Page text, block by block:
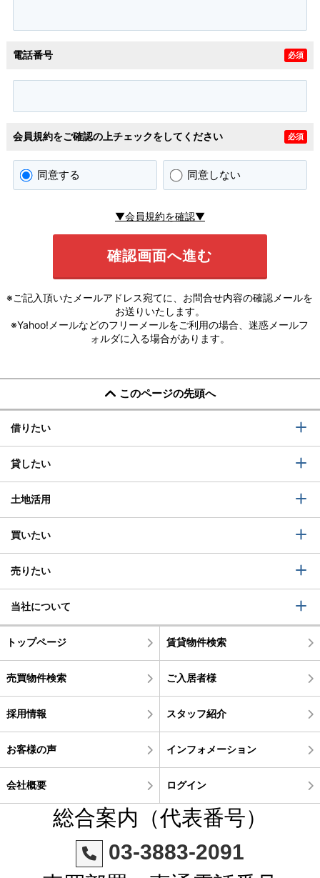
電話番号 必須
会員規約をご確認の上チェックをしてください 必須
同意する 同意しない
▼会員規約を確認▼
※ご記入頂いたメールアドレス宛てに、お問合せ内容の確認メールを
お送りいたします。
※Yahoo!メールなどのフリーメールをご利用の場合、迷惑メールフ
ォルダに入る場合があります。
このページの先頭へ
借りたい
貸したい
土地活用
買いたい
売りたい
当社について
トップページ 賃貸物件検索
売買物件検索 ご入居者様
採用情報 スタッフ紹介
お客様の声 インフォメーション
会社概要 ログイン
総合案内（代表番号）
03-3883-2091